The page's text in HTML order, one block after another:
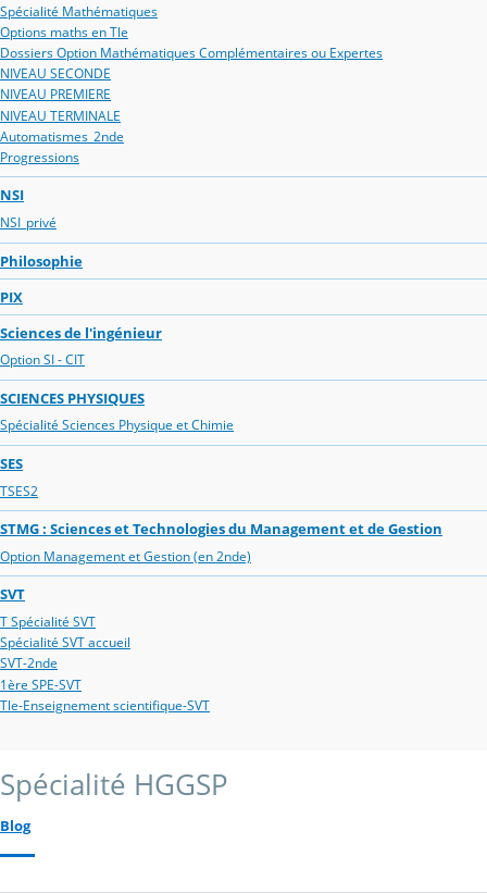
Spécialité Mathématiques
Options maths en Tle
Dossiers Option Mathématiques Complémentaires ou Expertes
NIVEAU SECONDE
NIVEAU PREMIERE
NIVEAU TERMINALE
Automatismes_2nde
Progressions
NSI
NSI_privé
Philosophie
PIX
Sciences de l'ingénieur
Option SI - CIT
SCIENCES PHYSIQUES
Spécialité Sciences Physique et Chimie
SES
TSES2
STMG : Sciences et Technologies du Management et de Gestion
Option Management et Gestion (en 2nde)
SVT
T Spécialité SVT
Spécialité SVT accueil
SVT-2nde
1ère SPE-SVT
Tle-Enseignement scientifique-SVT
Spécialité HGGSP
Blog